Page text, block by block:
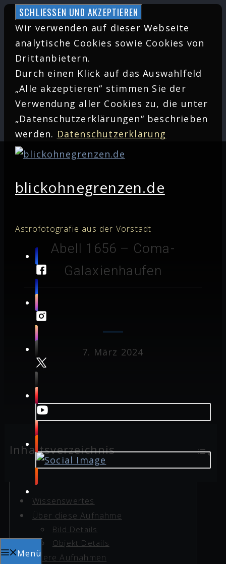
Zum
Inhalt
springen
Wir verwenden auf dieser Webseite
analytische Cookies sowie Cookies von
Drittanbietern.
Durch einen Klick auf das Auswahlfeld
„Alle akzeptieren“ stimmen Sie der
Verwendung aller Cookies zu, die unter
„Datenschutzerklärungen“ beschrieben
werden. Datenschutzerklärung
blickohnegrenzen.de
Astrofotografie aus der Vorstadt
Menü
Abell 1656 – Coma-
Galaxienhaufen
7. März 2024
Inhaltsverzeichnis
Wissenswertes
Über diese Aufnahme
Bild Details
Objekt Details
Ältere Aufnahmen